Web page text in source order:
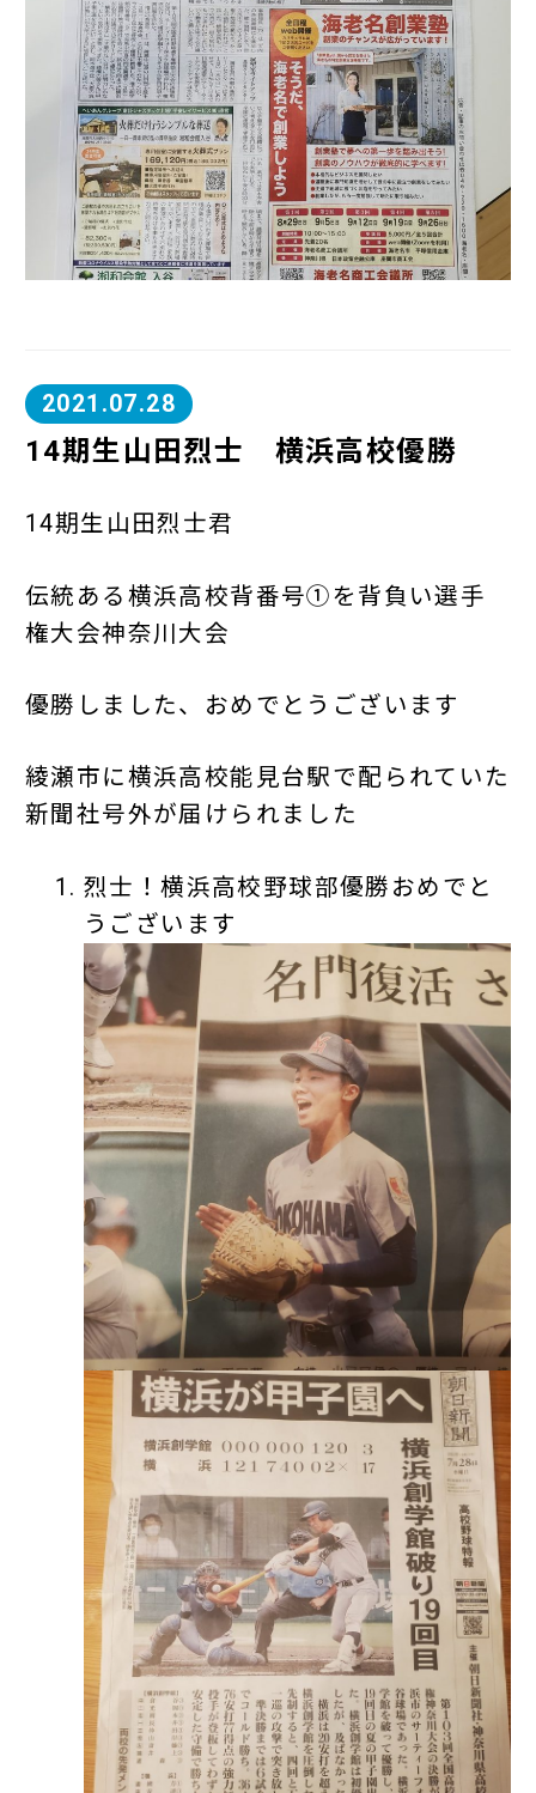
2021.07.28
14期生山田烈士 横浜高校優勝
14期生山田烈士君
伝統ある横浜高校背番号①を背負い選手
権大会神奈川大会
優勝しました、おめでとうございます
綾瀬市に横浜高校能見台駅で配られていた
新聞社号外が届けられました
烈士！横浜高校野球部優勝おめでと
うございます